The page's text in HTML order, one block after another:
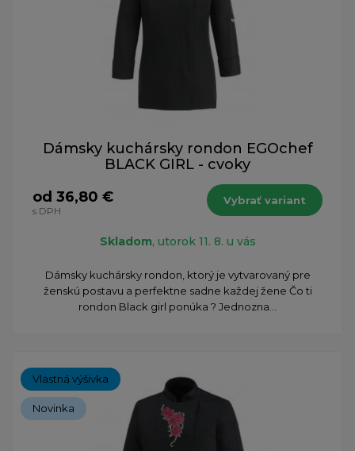
Dámsky kuchársky rondon EGOchef
BLACK GIRL - cvoky
od 36,80 €
s DPH
Vybrať variant
Skladom, utorok 11. 8. u vás
Dámsky kuchársky rondon, ktorý je vytvarovaný pre
ženskú postavu a perfektne sadne každej žene Čo ti
rondon Black girl ponúka ? Jednozna...
Vlastná výšivka
Novinka